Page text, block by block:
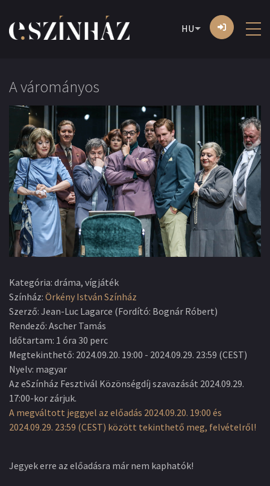
HU
A várományos
Kategória: dráma, vígjáték
Színház: Örkény István Színház
Szerző: Jean-Luc Lagarce (Fordító: Bognár Róbert)
Rendező: Ascher Tamás
Időtartam: 1 óra 30 perc
Megtekinthető: 2024.09.20. 19:00 - 2024.09.29. 23:59 (CEST)
Nyelv: magyar
Az eSzínház Fesztivál Közönségdíj szavazását 2024.09.29.
17:00-kor zárjuk.
A megváltott jeggyel az előadás 2024.09.20. 19:00 és
2024.09.29. 23:59 (CEST) között tekinthető meg, felvételről!
Jegyek erre az előadásra már nem kaphatók!